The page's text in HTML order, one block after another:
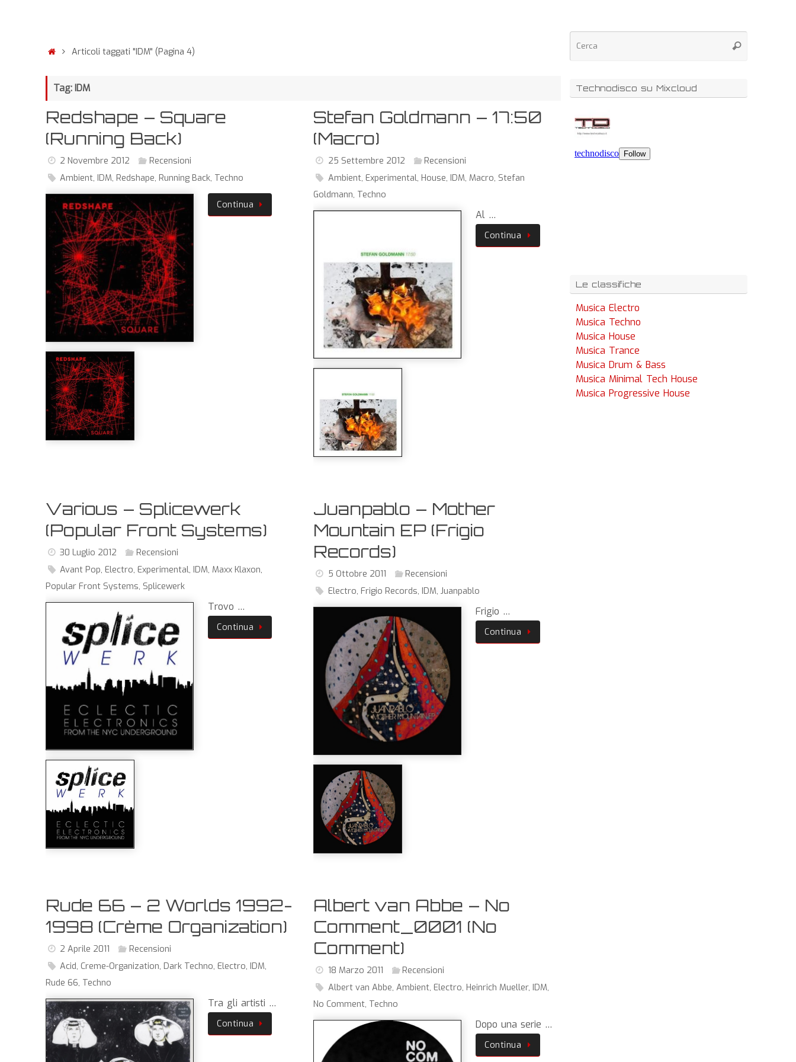
Articoli taggati "IDM" (Pagina 4)
Tag: IDM
Redshape – Square
(Running Back)
2 Novembre 2012
Recensioni
Ambient,IDM,Redshape,Running Back, Techno
Continua
Stefan Goldmann – 17:50
(Macro)
25 Settembre 2012
Recensioni
Ambient, Experimental, House, IDM, Macro, Stefan
Goldmann, Techno
Al …
Continua
Various – Splicewerk
(Popular Front Systems)
30 Luglio 2012
Recensioni
Avant Pop,Electro,Experimental,IDM, Maxx Klaxon,
Popular Front Systems, Splicewerk
Trovo …
Continua
Juanpablo – Mother
Mountain EP (Frigio
Records)
5 Ottobre 2011
Recensioni
Electro, Frigio Records, IDM, Juanpablo
Frigio …
Continua
Rude 66 – 2 Worlds 1992-
1998 (Crème Organization)
2 Aprile 2011
Recensioni
Acid, Creme-Organization,Dark Techno,Electro,IDM,
Rude 66, Techno
Tra gli artisti …
Continua
Albert van Abbe – No
Comment_0001 (No
Comment)
18 Marzo 2011
Recensioni
Albert van Abbe, Ambient, Electro, Heinrich Mueller, IDM,
No Comment, Techno
Dopo una serie …
Continua
Technodisco su Mixcloud
Le classifiche
Musica Electro
Musica Techno
Musica House
Musica Trance
Musica Drum & Bass
Musica Minimal Tech House
Musica Progressive House